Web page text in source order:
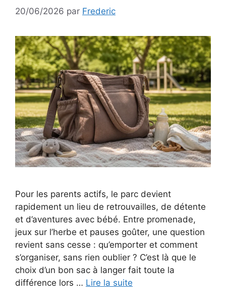
20/06/2026 par Frederic
Pour les parents actifs, le parc devient
rapidement un lieu de retrouvailles, de détente
et d’aventures avec bébé. Entre promenade,
jeux sur l’herbe et pauses goûter, une question
revient sans cesse : qu’emporter et comment
s’organiser, sans rien oublier ? C’est là que le
choix d’un bon sac à langer fait toute la
différence lors … Lire la suite